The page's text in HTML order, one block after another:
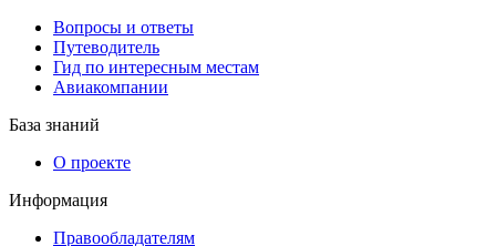
Вопросы и ответы
Путеводитель
Гид по интересным местам
Авиакомпании
База знаний
О проекте
Информация
Правообладателям